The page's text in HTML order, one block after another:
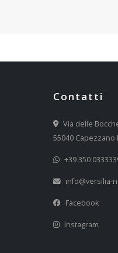
Contatti
Via delle
55040 Capezzano
+39 350
info@versilia-
Facebook
Instagram